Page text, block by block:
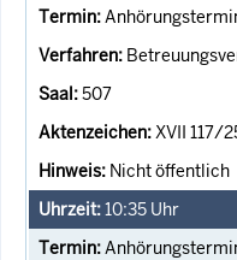
507
XVII 117/
Nicht öffentlich
10:35 Uhr